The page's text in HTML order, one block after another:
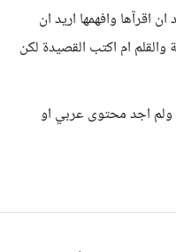
اقرآها وافهمها اريد ان
والقلم ام اكتب القصيدة لكن
اجد محتوى عربي او